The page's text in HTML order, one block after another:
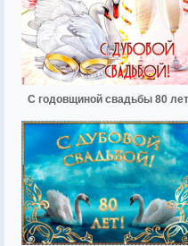
С годовщиной свадьбы 80 лет